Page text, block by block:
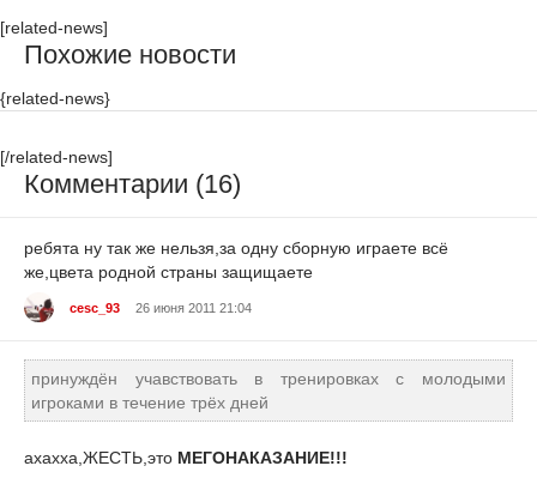
[related-news]
Похожие новости
{related-news}
[/related-news]
Комментарии (16)
ребята ну так же нельзя,за одну сборную играете всё
же,цвета родной страны защищаете
cesc_93 26 июня 2011 21:04
принуждён учавствовать в тренировках с молодыми
игроками в течение трёх дней
ахахха,ЖЕСТЬ,это МЕГОНАКАЗАНИЕ!!!